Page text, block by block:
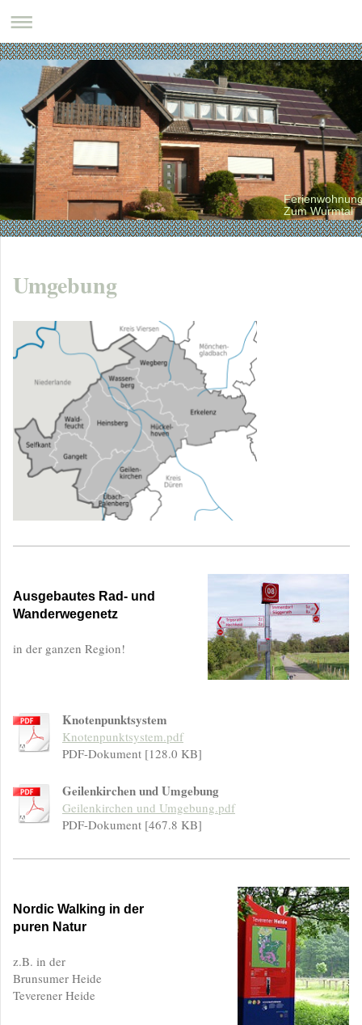
Zum Wurmtal
Umgebung
Ausgebautes Rad- und
Wanderwegenetz
in der ganzen Region!
Knotenpunktsystem
Knotenpunktsystem.pdf
PDF-Dokument [128.0 KB]
Geilenkirchen und Umgebung
Geilenkirchen und Umgebung.pdf
PDF-Dokument [467.8 KB]
Nordic Walking in der
puren Natur
z.B. in der
Brunsumer Heide
Teverener Heide